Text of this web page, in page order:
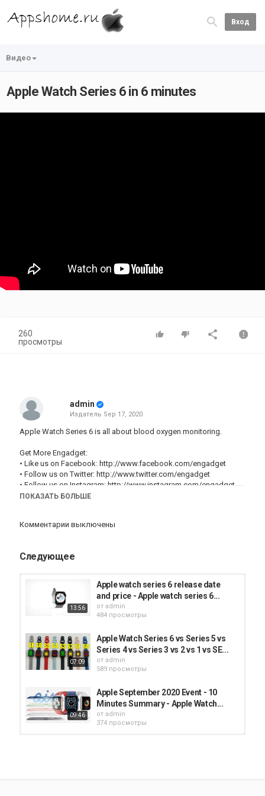
Вход
Видео
Apple Watch Series 6 in 6 minutes
260
просмотры
admin
Издатель Sep 17, 2020
Apple Watch Series 6 is all about blood oxygen monitoring.
Get More Engadget:
• Like us on Facebook: http://www.facebook.com/engadget
• Follow us on Twitter: http://www.twitter.com/engadget
• Follow us on Instagram: http://www.instagram.com/engadget
• Read more:http://www.engadget.com
Apple Watch
ПОКАЗАТЬ БОЛЬШЕ
Комментарии выключены
Следующее
13:56
Apple watch series 6 release date
and price - Apple watch series 6...
от admin
484 просмотры
07:09
Apple Watch Series 6 vs Series 5 vs
Series 4 vs Series 3 vs 2 vs 1 vs SE...
от admin
589 просмотры
09:46
Apple September 2020 Event - 10
Minutes Summary - Apple Watch...
от admin
374 просмотры